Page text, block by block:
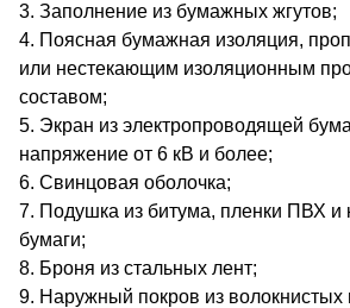
3. Заполнение из бумажных жгутов;
4. Поясная бумажная изоляция,
или нестекающим изоляционным
составом;
5. Экран из электропроводящей
напряжение от 6 кВ и более;
6. Свинцовая оболочка;
7. Подушка из битума, пленки ПВХ и
бумаги;
8. Броня из стальных лент;
9. Наружный покров из волокнистых